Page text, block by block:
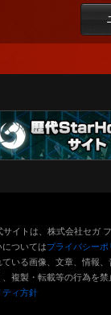
サイトは、株式会社セガ
ついてはプライバシーポ
いる画像、文章、情報
複製・転載等の行為を禁
ティ方針